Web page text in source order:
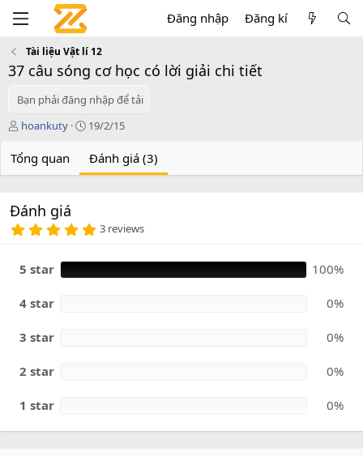
Đăng nhập Đăng kí
Tài liệu Vật lí 12
37 câu sóng cơ học có lời giải chi tiết
Bạn phải đăng nhập để tải
T
c
hoankuty
C
e
n
19/2/15
Tổng quan Đánh giá (3)
Đánh giá
5
0
s
3 reviews
5 star 100%
4 star 0%
3 star 0%
2 star 0%
1 star 0%